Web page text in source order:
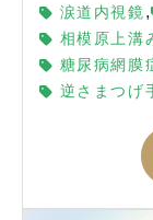
涙道内視鏡 ,
相模原上溝
糖尿病網膜
逆さまつげ